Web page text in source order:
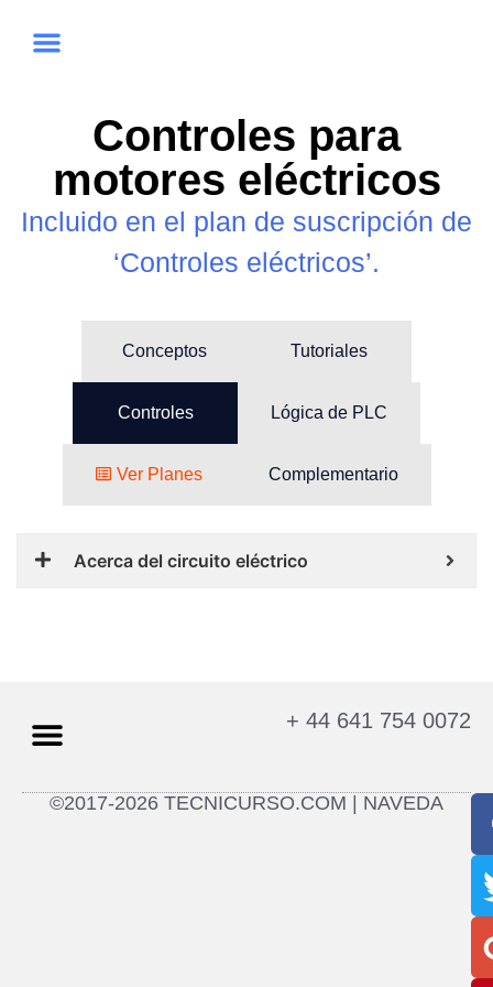
Controles para
motores eléctricos
Incluido en el plan de suscripción de
‘Controles eléctricos’.
Conceptos Tutoriales
Controles Lógica de PLC
Ver Planes Complementario
Acerca del circuito eléctrico
+ 44 641 754 0072
©2017-2026 TECNICURSO.COM | NAVEDA